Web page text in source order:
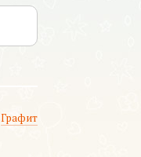
Графит